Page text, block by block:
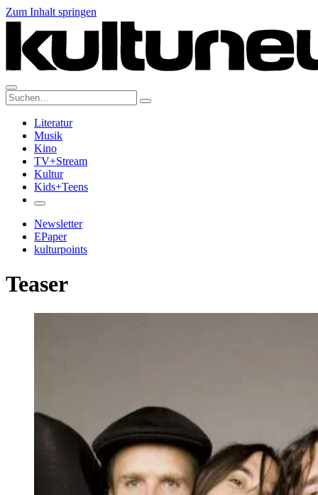
Zum Inhalt springen
Suche:
Literatur
Musik
Kino
TV+Stream
Kultur
Kids+Teens
Newsletter
EPaper
kulturpoints
Teaser